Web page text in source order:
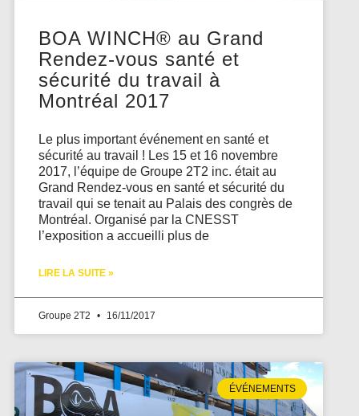
BOA WINCH® au Grand
Rendez-vous santé et
sécurité du travail à
Montréal 2017
Le plus important événement en santé et
sécurité au travail ! Les 15 et 16 novembre
2017, l’équipe de Groupe 2T2 inc. était au
Grand Rendez-vous en santé et sécurité du
travail qui se tenait au Palais des congrès de
Montréal. Organisé par la CNESST
l’exposition a accueilli plus de
LIRE LA SUITE »
Groupe 2T2 16/11/2017
ÉVÉNEMENTS